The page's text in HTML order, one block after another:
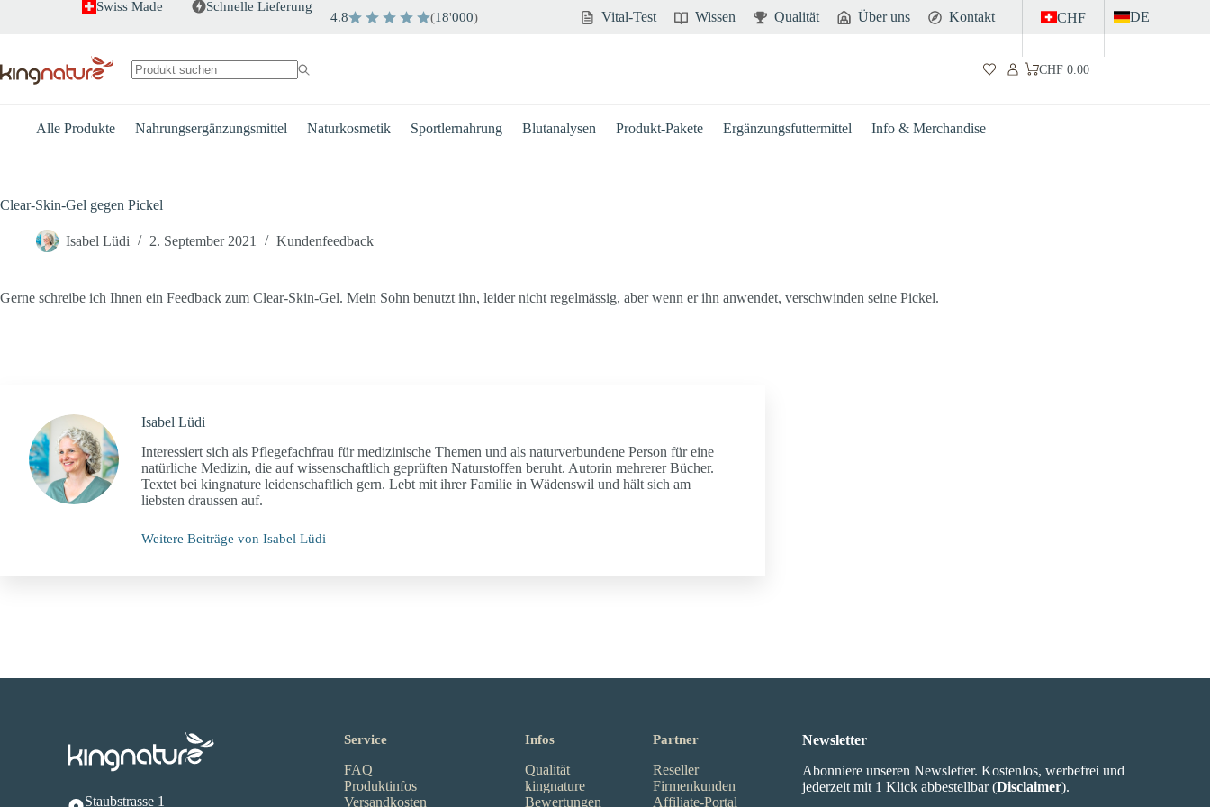
Swiss Made Schnelle Lieferung
4.8 (18'000) Vital-Test Wissen Qualität Über uns Kontakt CHF DE
Warenkorb
CHF0.00
Alle Produkte Nahrungsergänzungsmittel Naturkosmetik Sportlernahrung Blutanalysen Produkt-Pakete Ergänzungsfuttermittel Info & Merchandise
Clear-Skin-Gel gegen Pickel
Isabel Lüdi 2. September 2021 Kundenfeedback
Gerne schreibe ich Ihnen ein Feedback zum Clear-Skin-Gel. Mein Sohn benutzt ihn, leider nicht regelmässig, aber wenn er ihn anwendet, verschwinden seine Pickel.
Isabel Lüdi
Interessiert sich als Pflegefachfrau für medizinische Themen und als naturverbundene Person für eine
natürliche Medizin, die auf wissenschaftlich geprüften Naturstoffen beruht. Autorin mehrerer Bücher.
Textet bei kingnature leidenschaftlich gern. Lebt mit ihrer Familie in Wädenswil und hält sich am
liebsten draussen auf.
Weitere Beiträge von Isabel Lüdi
Staubstrasse 1
Service
FAQ
Produktinfos
Versandkosten
Infos
Qualität
kingnature
Bewertungen
Partner
Reseller
Firmenkunden
Affiliate-Portal
Newsletter
Abonniere unseren Newsletter. Kostenlos, werbefrei und
jederzeit mit 1 Klick abbestellbar (Disclaimer).